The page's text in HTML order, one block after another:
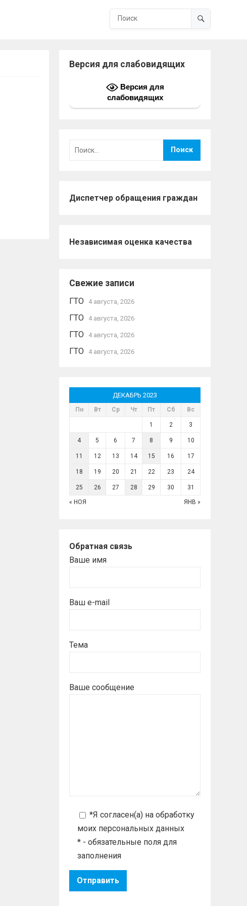
Версия для слабовидящих
Версия для
слабовидящих
Диспетчер обращения граждан
Независимая оценка качества
Свежие записи
ГТО 4 августа, 2026
ГТО 4 августа, 2026
ГТО 4 августа, 2026
ГТО 4 августа, 2026
ДЕКАБРЬ 2023
Пн Вт Ср Чт Пт Сб Вс
1 2 3
4 5 6 7 8 9 10
11 12 13 14 15 16 17
18 19 20 21 22 23 24
25 26 27 28 29 30 31
« НОЯ ЯНВ »
Обратная связь
Ваше имя
Ваш e-mail
Тема
Ваше сообщение
*Я согласен(а) на обработку
моих персональных данных
* - обязательные поля для
заполнения